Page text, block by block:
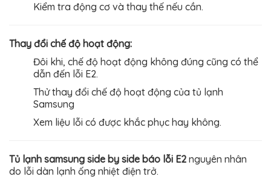
Kiểm tra động cơ và thay thế nếu cần.
Thay đổi chế độ hoạt động:
Đôi khi, chế độ hoạt động không đúng cũng có thể
dẫn đến lỗi E2.
Thử thay đổi chế độ hoạt động của tủ lạnh
Samsung
Xem liệu lỗi có được khắc phục hay không.
Tủ lạnh samsung side by side báo lỗi E2 nguyên nhân
do lỗi dàn lạnh ống nhiệt điện trở.